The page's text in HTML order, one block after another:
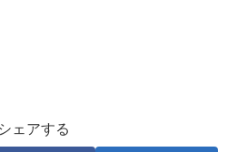
シェアする